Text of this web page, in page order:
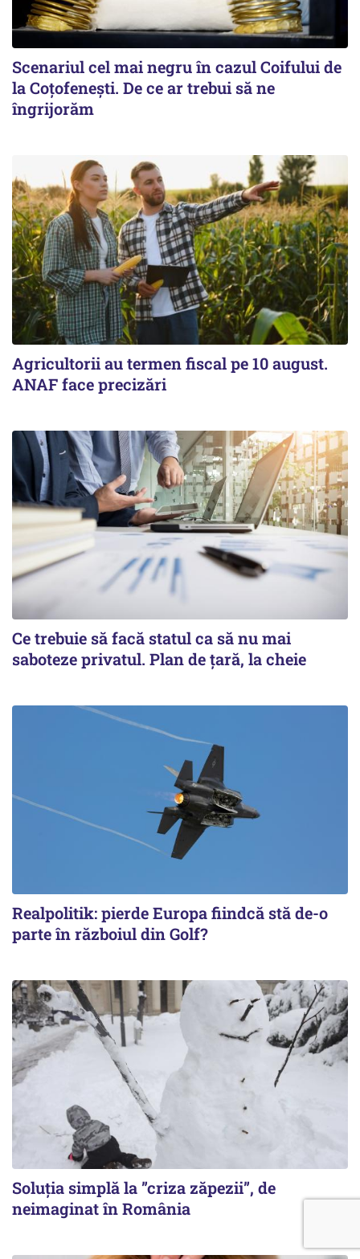
Scenariul cel mai negru în cazul Coifului de
la Coțofenești. De ce ar trebui să ne
îngrijorăm
Agricultorii au termen fiscal pe 10 august.
ANAF face precizări
Ce trebuie să facă statul ca să nu mai
saboteze privatul. Plan de țară, la cheie
Realpolitik: pierde Europa fiindcă stă de-o
parte în războiul din Golf?
Soluția simplă la ”criza zăpezii”, de
neimaginat în România